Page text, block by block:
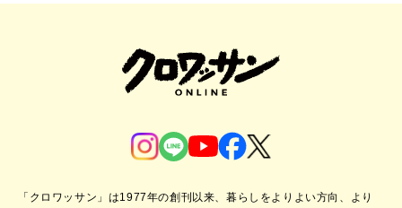
「クロワッサン」は1977年の創刊以来、暮らしをよりよい方向、より